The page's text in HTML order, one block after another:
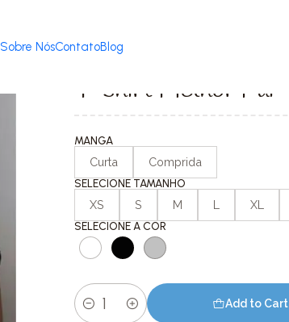
Sobre NósContatoBlog
T-shirt Melhor Pai
MANGA
Curta Comprida
SELECIONE TAMANHO
XS S M L XL
SELECIONE A COR
Quantity
Add to Cart